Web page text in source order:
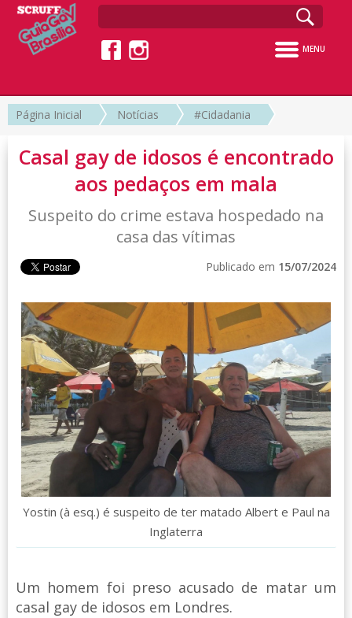
MENU
Página Inicial Notícias #Cidadania
Casal gay de idosos é encontrado
aos pedaços em mala
Suspeito do crime estava hospedado na
casa das vítimas
Publicado em 15/07/2024
Yostin (à esq.) é suspeito de ter matado Albert e Paul na
Inglaterra
Um homem foi preso acusado de matar um
casal gay de idosos em Londres.